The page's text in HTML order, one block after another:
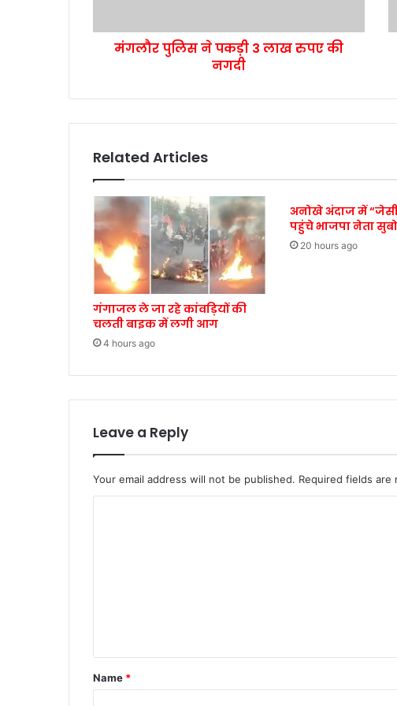
मंगलौर पुलिस ने पकड़ी 3 लाख रुपए की
नगदी
Related Articles
गंगाजल ले जा रहे कांवड़ियों की
चलती बाइक में लगी आग
4 hours ago
अनोखे अंदाज में
पहुंचे भाजपा नेता
20 hours ago
Leave a Reply
Your email address will not be published. Required fields are
*
Name *